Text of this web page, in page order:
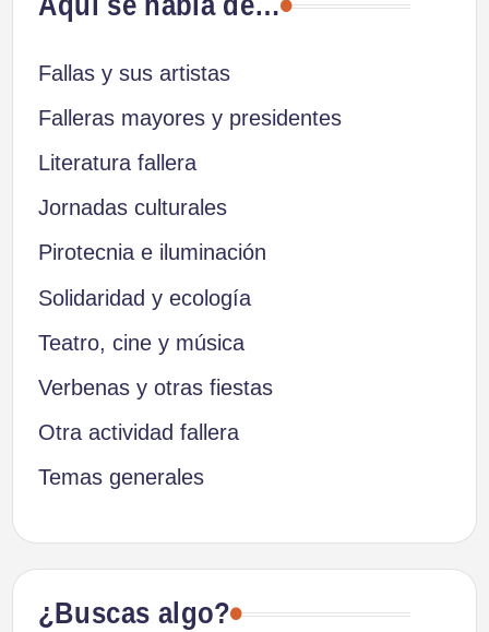
Fallas y sus artistas
Falleras mayores y presidentes
Literatura fallera
Jornadas culturales
Pirotecnia e iluminación
Solidaridad y ecología
Teatro, cine y música
Verbenas y otras fiestas
Otra actividad fallera
Temas generales
¿Buscas algo?